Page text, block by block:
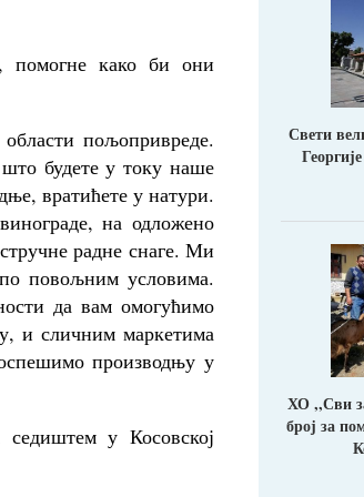
помогне како би они
пољопривреде.
будете у току наше
вратићете у натури.
на одложено
радне снаге. Ми
повољним условима.
да вам омогућимо
и сличним маркетима
производњу у
у Косовској
Свети
ХО ,,Сви
број за